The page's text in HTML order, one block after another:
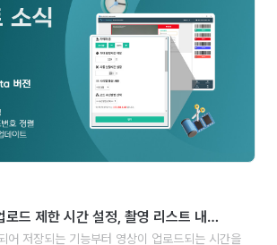
로드 제한 시간 설정, 촬영 리스트 내
어 저장되는 기능부터 영상이 업로드되는 시간을